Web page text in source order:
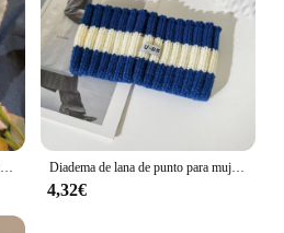
Diadema con orejas de gato para mujer, bandana para lavar la cara, máscara facial, corbata para el pelo, accesorios para mascotas, tocado de estilo callejero, Otoño e Invierno Diadema de lana de punto para mujer, diadema deportiva de borde ancho, cubierta cálida para recién nacidos, tocado de retazos de estilo coreano, Otoño e Invierno
4,32€